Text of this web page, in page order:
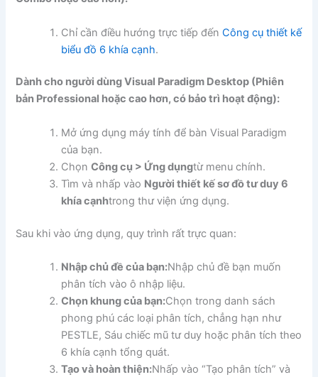
Chỉ cần điều hướng trực tiếp đếnCông cụ thiết kế
biểu đồ 6 khía cạnh.
Dành cho người dùng Visual Paradigm Desktop (Phiên
bản Professional hoặc cao hơn, có bảo trì hoạt động):
Mở ứng dụng máy tính để bàn Visual Paradigm
của bạn.
ChọnCông cụ > Ứng dụngtừ menu chính.
Tìm và nhấp vào Người thiết kế sơ đồ tư duy 6
khía cạnhtrong thư viện ứng dụng.
Sau khi vào ứng dụng, quy trình rất trực quan:
Nhập chủ đề của bạn:Nhập chủ đề bạn muốn
phân tích vào ô nhập liệu.
Chọn khung của bạn:Chọn trong danh sách
phong phú các loại phân tích, chẳng hạn như
PESTLE, Sáu chiếc mũ tư duy hoặc phân tích theo
6 khía cạnh tổng quát.
Tạo và hoàn thiện:Nhấp vào “Tạo phân tích” và